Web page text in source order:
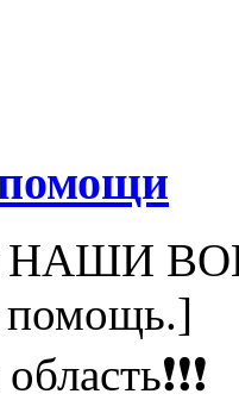
НАШИ
помощь.]